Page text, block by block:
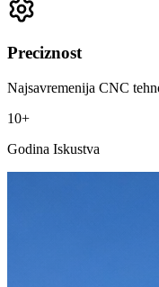
Preciznost
Najsavremenija CNC
10+
Godina Iskustva